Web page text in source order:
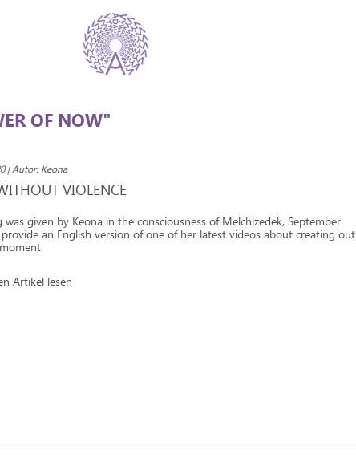
OF NOW"
| Autor: Keona
VIOLENCE
was given by Keona in the consciousness of Melchizedek, September
an English version of one of her latest videos about creating out
Artikel lesen